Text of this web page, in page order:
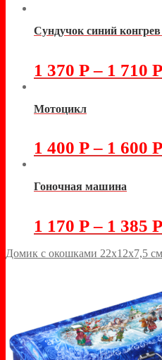
Сундучок синий
1 370 Р– 1 710 Р
Мотоцикл
1 400 Р– 1 600 Р
Гоночная машина
1 170 Р– 1 385 Р
Домик с окошками 22х12х7,5 см